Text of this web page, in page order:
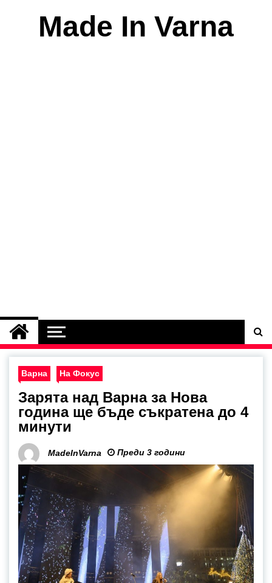
Made In Varna
Варна На Фокус
Зарята над Варна за Нова
година ще бъде съкратена до 4
минути
MadeInVarna Преди 3 години